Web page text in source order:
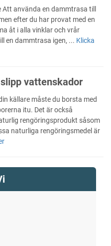
använda en dammtrasa till
efter du har provat med en
åt i alla vinklar och vrår
en dammtrasa igen, ... Klicka
vattenskador
källare måste du borsta med
itu. Det är också
rengöringsprodukt såsom
naturliga rengöringsmedel är